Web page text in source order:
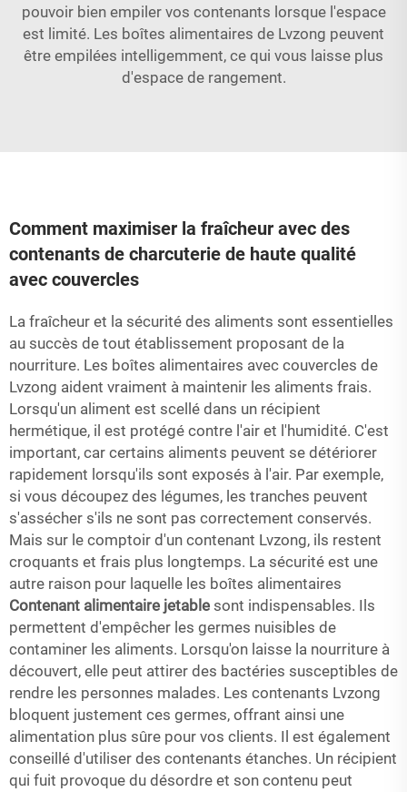
pouvoir bien empiler vos contenants lorsque l'espace
est limité. Les boîtes alimentaires de Lvzong peuvent
être empilées intelligemment, ce qui vous laisse plus
d'espace de rangement.
Comment maximiser la fraîcheur avec des
contenants de charcuterie de haute qualité
avec couvercles
La fraîcheur et la sécurité des aliments sont essentielles
au succès de tout établissement proposant de la
nourriture. Les boîtes alimentaires avec couvercles de
Lvzong aident vraiment à maintenir les aliments frais.
Lorsqu'un aliment est scellé dans un récipient
hermétique, il est protégé contre l'air et l'humidité. C'est
important, car certains aliments peuvent se détériorer
rapidement lorsqu'ils sont exposés à l'air. Par exemple,
si vous découpez des légumes, les tranches peuvent
s'assécher s'ils ne sont pas correctement conservés.
Mais sur le comptoir d'un contenant Lvzong, ils restent
croquants et frais plus longtemps. La sécurité est une
autre raison pour laquelle les boîtes alimentaires
Contenant alimentaire jetable sont indispensables. Ils
permettent d'empêcher les germes nuisibles de
contaminer les aliments. Lorsqu'on laisse la nourriture à
découvert, elle peut attirer des bactéries susceptibles de
rendre les personnes malades. Les contenants Lvzong
bloquent justement ces germes, offrant ainsi une
alimentation plus sûre pour vos clients. Il est également
conseillé d'utiliser des contenants étanches. Un récipient
qui fuit provoque du désordre et son contenu peut